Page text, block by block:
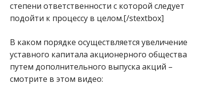
степени ответственности с которой следует
подойти к процессу в целом.[/stextbox]
В каком порядке осуществляется увеличение
уставного капитала акционерного общества
путем дополнительного выпуска акций –
смотрите в этом видео: